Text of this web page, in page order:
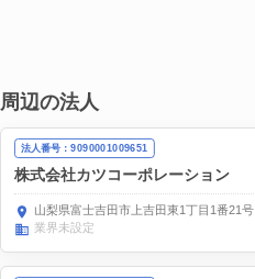
周辺の法人
法人番号：9090001009651
株式会社カツコーポレーション
山梨県富士吉田市上吉田東1丁目1番21号
業界未設定